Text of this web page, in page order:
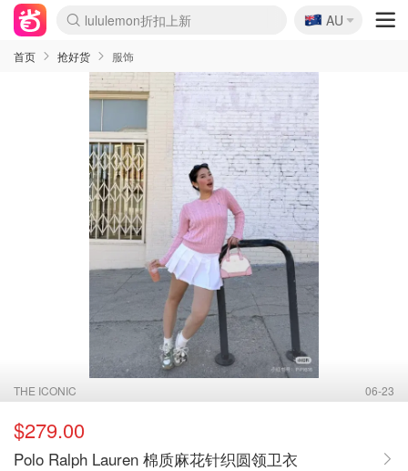
lululemon折扣上新
Sasa美妆护肤3.5折
SSENSE年中2.5折
FreshBeauty好价汇总
Cettire降价+叠9折
WWS Coles超市实拍
viagogo二手票捡漏
Myer超级周末
The Outnet奢牌1折起
David Jones 3折起
Flannels大牌1折
Perfumes Club护肤1折
AMIRO面罩$251
Amazon折扣汇总
eToro入金$200送$50
Amazon数码好物
ICONIC本周7.5折
ThedoubleF高奢地板价
Moose Knuckles 6折
丝芙兰5折起
EUFY摄像头$98
Selenichast首饰2折
Trip机票酒店促销
YSL送5件彩妆礼
Amazon家居好物
Amazon美妆护肤
雅漾大喷$8
过敏原检测盒$33
伊索独家赠50ml沐浴露
科颜氏高保湿面霜$29
SEALIFE海洋馆门票6折
丝塔芙大白罐$16
订阅Newsletter送香薰
Cult Beauty 6.8折
Harrods圣诞日历$525
LN-CC奢牌私促3折
d'Alba空姐喷雾$16
EVE LOM套装£56
Bernardelli独家4折
Adore Beauty 6折起
CT圣诞日历
Mytheresa奢品2.7折
Luxury Escapes 9折
Currentbody美容仪$881
MOON Garden Live
Roborock扫地机$649
Tingo Life水杯$24
Valentino官网5折
CR洗护套装$23
修丽可4件套$159
Myer彩妆2件7折
GANNI官网4.5折
Stylevana韩妆4折
Tessabit高奢8.5折
OGX洗发水$11
Amazon阿德莱德次日达
卡诗8.5折+赠礼
Philips Hue灯具8折
🇦🇺
AU
首页 抢好货 服饰
THE ICONIC 06-23
$279.00
Polo Ralph Lauren 棉质麻花针织圆领卫衣